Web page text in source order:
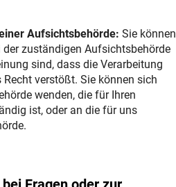
Aufsichtsbehörde: Sie können
der zuständigen Aufsichtsbehörde
sind, dass die Verarbeitung
Recht verstößt. Sie können sich
wenden, die für Ihren
ist, oder an die für uns